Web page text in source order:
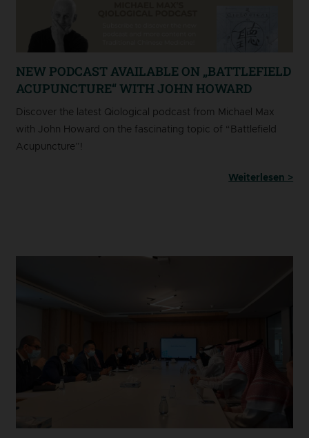
NEW PODCAST AVAILABLE ON „BATTLEFIELD
ACUPUNCTURE“ WITH JOHN HOWARD
Discover the latest Qiological podcast from Michael Max
with John Howard on the fascinating topic of “Battlefield
Acupuncture”!
Weiterlesen >